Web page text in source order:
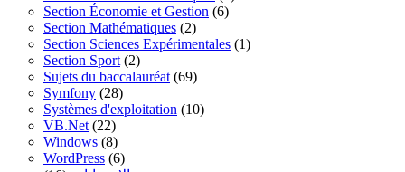
Section Économie et Gestion (6)
Section Mathématiques (2)
Section Sciences Expérimentales (1)
Section Sport (2)
Sujets du baccalauréat (69)
Symfony (28)
Systèmes d'exploitation (10)
VB.Net (22)
Windows (8)
WordPress (6)